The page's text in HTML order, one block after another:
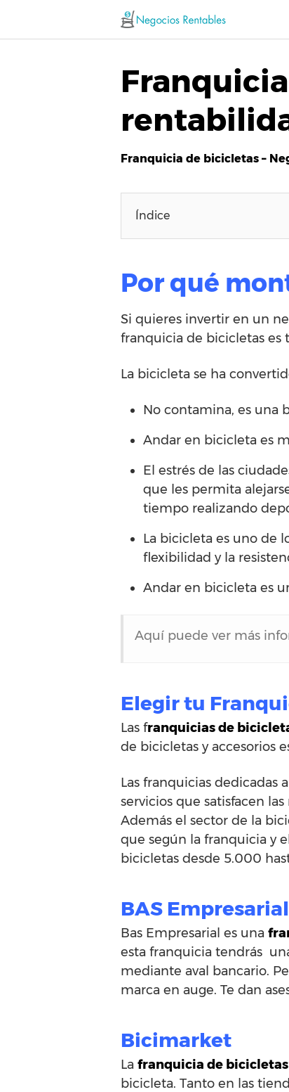
contenido
Franquicia de bicicletas –
Índice
Por qué
Si quieres invertir en un
franquicia de bicicletas es
La bicicleta se ha
No contamina, es una
Andar en bicicleta es
El estrés de las
que les permita
tiempo realizando
La bicicleta es uno de
flexibilidad y la
Andar en bicicleta es
Aquí puede ver más
Elegir tu
Las franquicias de
de bicicletas y accesorios
Las franquicias dedicadas
servicios que satisfacen
Además el sector de la
que según la franquicia y
bicicletas desde 5.000
BAS Empresarial
Bas Empresarial es una
esta franquicia tendrás
mediante aval bancario.
marca en auge. Te dan
Bicimarket
La franquicia de bicicletas
bicicleta. Tanto en las